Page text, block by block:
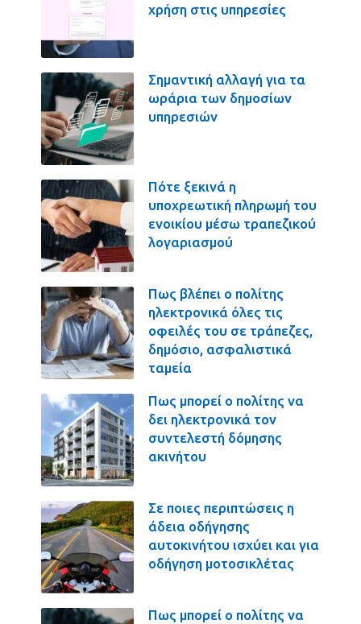
χρήση στις υπηρεσίες
Σημαντική αλλαγή για τα
ωράρια των δημοσίων
υπηρεσιών
Πότε ξεκινά η
υποχρεωτική πληρωμή του
ενοικίου μέσω τραπεζικού
λογαριασμού
Πως βλέπει ο πολίτης
ηλεκτρονικά όλες τις
οφειλές του σε τράπεζες,
δημόσιο, ασφαλιστικά
ταμεία
Πως μπορεί ο πολίτης να
δει ηλεκτρονικά τον
συντελεστή δόμησης
ακινήτου
Σε ποιες περιπτώσεις η
άδεια οδήγησης
αυτοκινήτου ισχύει και για
οδήγηση μοτοσικλέτας
Πως μπορεί ο πολίτης να